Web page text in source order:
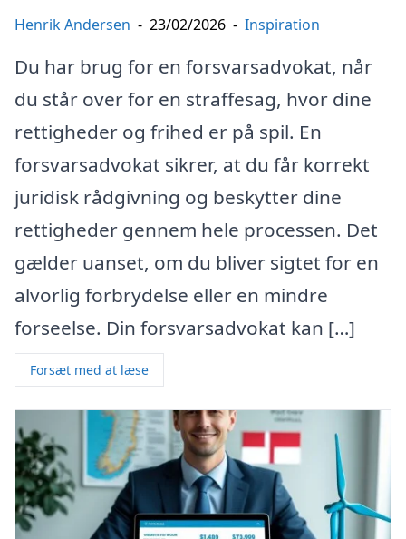
Henrik Andersen - 23/02/2026 - Inspiration
Du har brug for en forsvarsadvokat, når
du står over for en straffesag, hvor dine
rettigheder og frihed er på spil. En
forsvarsadvokat sikrer, at du får korrekt
juridisk rådgivning og beskytter dine
rettigheder gennem hele processen. Det
gælder uanset, om du bliver sigtet for en
alvorlig forbrydelse eller en mindre
forseelse. Din forsvarsadvokat kan […]
Forsæt med at læse